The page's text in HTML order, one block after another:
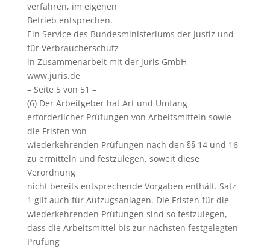
verfahren, im eigenen
Betrieb entsprechen.
Ein Service des Bundesministeriums der Justiz und
für Verbraucherschutz
in Zusammenarbeit mit der juris GmbH –
www.juris.de
– Seite 5 von 51 –
(6) Der Arbeitgeber hat Art und Umfang
erforderlicher Prüfungen von Arbeitsmitteln sowie
die Fristen von
wiederkehrenden Prüfungen nach den §§ 14 und 16
zu ermitteln und festzulegen, soweit diese
Verordnung
nicht bereits entsprechende Vorgaben enthält. Satz
1 gilt auch für Aufzugsanlagen. Die Fristen für die
wiederkehrenden Prüfungen sind so festzulegen,
dass die Arbeitsmittel bis zur nächsten festgelegten
Prüfung